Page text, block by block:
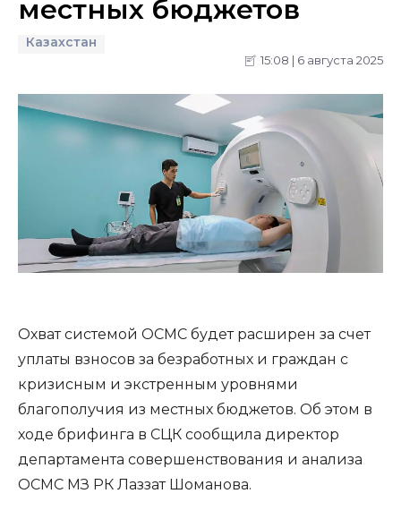
местных бюджетов
Казахстан
15:08 | 6 августа 2025
Охват системой ОСМС будет расширен за счет
уплаты взносов за безработных и граждан с
кризисным и экстренным уровнями
благополучия из местных бюджетов. Об этом в
ходе брифинга в СЦК сообщила директор
департамента совершенствования и анализа
ОСМС МЗ РК Лаззат Шоманова.